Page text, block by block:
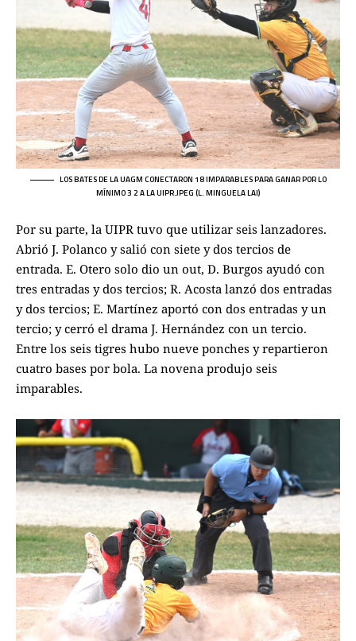
LOS BATES DE LA UAGM CONECTARON 18 IMPARABLES PARA GANAR POR LO
MÍNIMO 3 2 A LA UIPR.JPEG (L. MINGUELA LAI)
Por su parte, la UIPR tuvo que utilizar seis lanzadores.
Abrió J. Polanco y salió con siete y dos tercios de
entrada. E. Otero solo dio un out, D. Burgos ayudó con
tres entradas y dos tercios; R. Acosta lanzó dos entradas
y dos tercios; E. Martínez aportó con dos entradas y un
tercio; y cerró el drama J. Hernández con un tercio.
Entre los seis tigres hubo nueve ponches y repartieron
cuatro bases por bola. La novena produjo seis
imparables.